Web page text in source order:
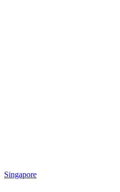
Singapore